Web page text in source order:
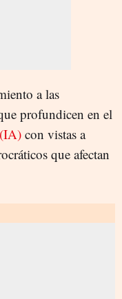
a las
profundicen en el
con vistas a
que afectan